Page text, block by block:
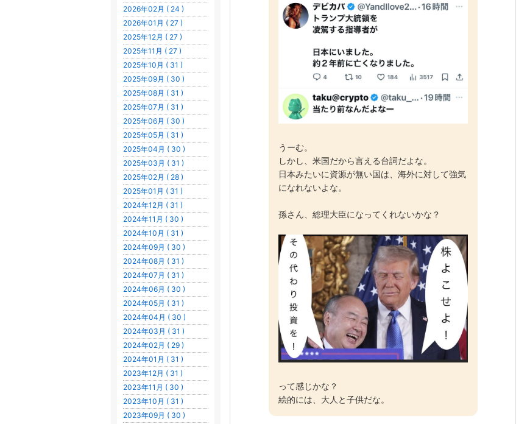
うーむ。
しかし、米国だから言える台詞だよな。
日本みたいに資源が無い国は、海外に対して強気
になれないよな。
孫さん、総理大臣になってくれないかな？
って感じかな？
絵的には、大人と子供だな。
2026年02月 ( 24 )
2026年01月 ( 27 )
2025年12月 ( 27 )
2025年11月 ( 27 )
2025年10月 ( 31 )
2025年09月 ( 30 )
2025年08月 ( 31 )
2025年07月 ( 31 )
2025年06月 ( 30 )
2025年05月 ( 31 )
2025年04月 ( 30 )
2025年03月 ( 31 )
2025年02月 ( 28 )
2025年01月 ( 31 )
2024年12月 ( 31 )
2024年11月 ( 30 )
2024年10月 ( 31 )
2024年09月 ( 30 )
2024年08月 ( 31 )
2024年07月 ( 31 )
2024年06月 ( 30 )
2024年05月 ( 31 )
2024年04月 ( 30 )
2024年03月 ( 31 )
2024年02月 ( 29 )
2024年01月 ( 31 )
2023年12月 ( 31 )
2023年11月 ( 30 )
2023年10月 ( 31 )
2023年09月 ( 30 )